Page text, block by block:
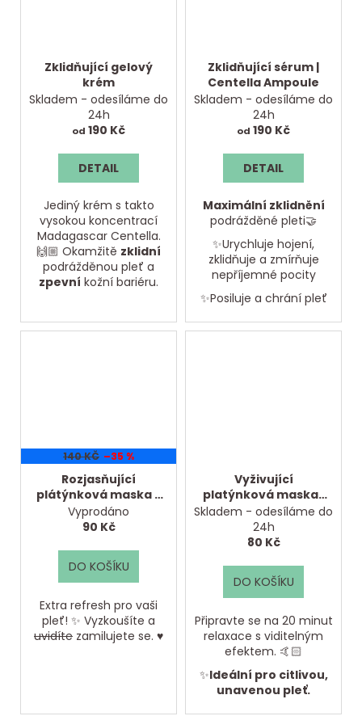
Zklidňující gelový
krém
Skladem - odesíláme do
24h
od 190 Kč
DETAIL
Jediný krém s takto
vysokou koncentrací
Madagascar Centella.
🙌🏼 Okamžitě zklidní
podrážděnou pleť a
zpevní kožní bariéru.
Zklidňující sérum |
Centella Ampoule
Skladem - odesíláme do
24h
od 190 Kč
DETAIL
Maximální zklidnění
podrážděné pleti🤝
✨Urychluje hojení,
zklidňuje a zmírňuje
nepříjemné pocity
✨Posiluje a chrání pleť
140 KČ –35 %
Rozjasňující
plátýnková maska s
PDRN
Vyprodáno
90 Kč
DO KOŠÍKU
Extra refresh pro vaši
pleť! ✨ Vyzkoušíte a
uvidíte zamilujete se. ♥
Vyživující
platýnková maska |
Probio-cica
Skladem - odesíláme do
24h
80 Kč
DO KOŠÍKU
Připravte se na 20 minut
relaxace s viditelným
efektem. 🤙🏻
✨Ideální pro citlivou,
unavenou pleť.